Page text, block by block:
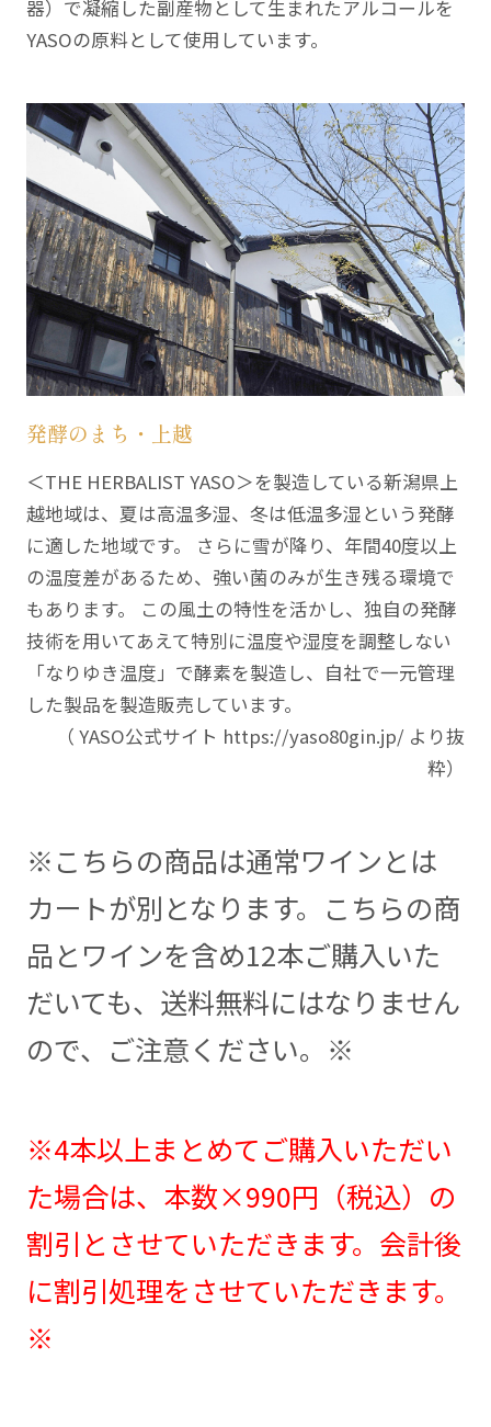
器）で凝縮した副産物として生まれたアルコールを
YASOの原料として使用しています。
発酵のまち・上越
＜THE HERBALIST YASO＞を製造している新潟県上
越地域は、夏は高温多湿、冬は低温多湿という発酵
に適した地域です。 さらに雪が降り、年間40度以上
の温度差があるため、強い菌のみが生き残る環境で
もあります。 この風土の特性を活かし、独自の発酵
技術を用いてあえて特別に温度や湿度を調整しない
「なりゆき温度」で酵素を製造し、自社で一元管理
した製品を製造販売しています。
（ YASO公式サイト https://yaso80gin.jp/ より抜
粋）
※こちらの商品は通常ワインとは
カートが別となります。こちらの商
品とワインを含め12本ご購入いた
だいても、送料無料にはなりません
ので、ご注意ください。※
※4本以上まとめてご購入いただい
た場合は、本数×990円（税込）の
割引とさせていただきます。会計後
に割引処理をさせていただきます。
※